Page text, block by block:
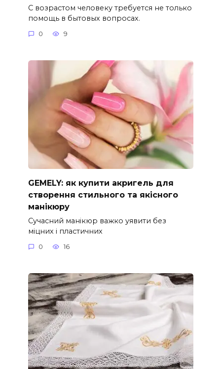
С возрастом человеку требуется не только
помощь в бытовых вопросах.
0 9
GEMELY: як купити акригель для
створення стильного та якісного
манікюру
Сучасний манікюр важко уявити без
міцних і пластичних
0 16